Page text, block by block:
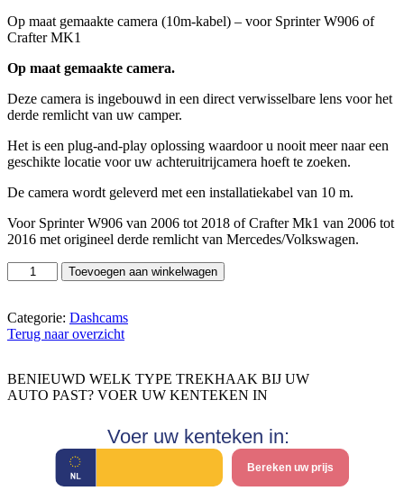
Op maat gemaakte camera (10m-kabel) – voor Sprinter W906 of
Crafter MK1
Op maat gemaakte camera.
Deze camera is ingebouwd in een direct verwisselbare lens voor het
derde remlicht van uw camper.
Het is een plug-and-play oplossing waardoor u nooit meer naar een
geschikte locatie voor uw achteruitrijcamera hoeft te zoeken.
De camera wordt geleverd met een installatiekabel van 10 m.
Voor Sprinter W906 van 2006 tot 2018 of Crafter Mk1 van 2006 tot
2016 met origineel derde remlicht van Mercedes/Volkswagen.
Pioneer
CA-
aantal
Toevoegen aan winkelwagen
Categorie: Dashcams
Terug naar overzicht
BENIEUWD WELK TYPE TREKHAAK BIJ UW
AUTO PAST? VOER UW KENTEKEN IN
Voer uw kenteken in:
Bereken uw prijs